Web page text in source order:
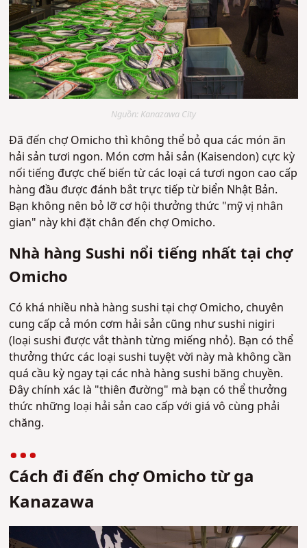
Nguồn: Kanazawa City
Đã đến chợ Omicho thì không thể bỏ qua các món ăn
hải sản tươi ngon. Món cơm hải sản (Kaisendon) cực kỳ
nối tiếng được chế biến từ các loại cá tươi ngon cao cấp
hàng đầu được đánh bắt trực tiếp từ biển Nhật Bản.
Bạn không nên bỏ lỡ cơ hội thưởng thức "mỹ vị nhân
gian" này khi đặt chân đến chợ Omicho.
Nhà hàng Sushi nổi tiếng nhất tại chợ
Omicho
Có khá nhiều nhà hàng sushi tại chợ Omicho, chuyên
cung cấp cả món cơm hải sản cũng như sushi nigiri
(loại sushi được vắt thành từng miếng nhỏ). Bạn có thể
thưởng thức các loại sushi tuyệt vời này mà không cần
quá cầu kỳ ngay tại các nhà hàng sushi băng chuyền.
Đây chính xác là "thiên đường" mà bạn có thể thưởng
thức những loại hải sản cao cấp với giá vô cùng phải
chăng.
Cách đi đến chợ Omicho từ ga
Kanazawa